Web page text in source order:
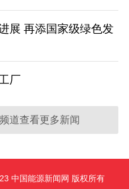
展 再添国家级绿色发
厂
频道查看更多新闻
中国能源新闻网 版权所有